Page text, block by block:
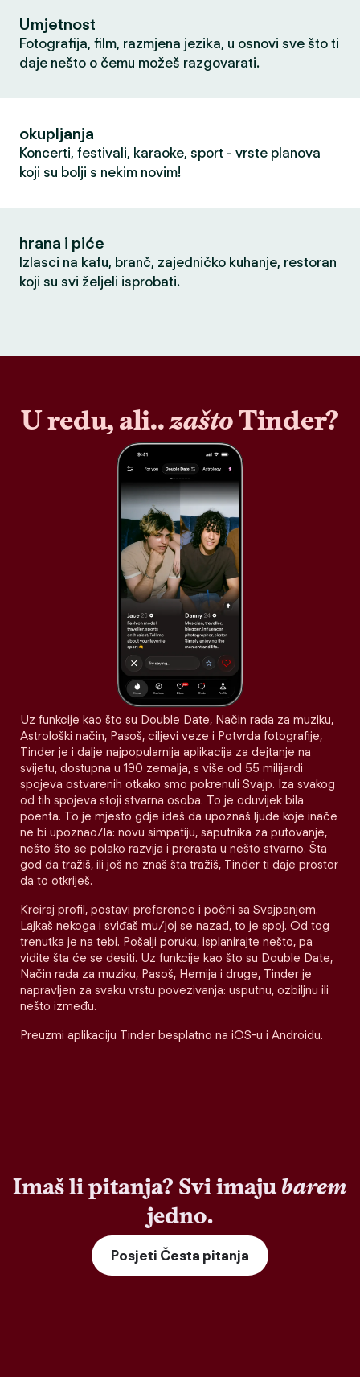
Umjetnost
Fotografija, film, razmjena jezika, u osnovi sve što ti
daje nešto o čemu možeš razgovarati.
okupljanja
Koncerti, festivali, karaoke, sport - vrste planova
koji su bolji s nekim novim!
hrana i piće
Izlasci na kafu, branč, zajedničko kuhanje, restoran
koji su svi željeli isprobati.
U redu, ali..zaštoTinder?
Uz funkcije kao što su Double Date, Način rada za muziku,
Astrološki način, Pasoš, ciljevi veze i Potvrda fotografije,
Tinder je i dalje najpopularnija aplikacija za dejtanje na
svijetu, dostupna u 190 zemalja, s više od 55 milijardi
spojeva ostvarenih otkako smo pokrenuli Svajp. Iza svakog
od tih spojeva stoji stvarna osoba. To je oduvijek bila
poenta. To je mjesto gdje ideš da upoznaš ljude koje inače
ne bi upoznao/la: novu simpatiju, saputnika za putovanje,
nešto što se polako razvija i prerasta u nešto stvarno. Šta
god da tražiš, ili još ne znaš šta tražiš, Tinder ti daje prostor
da to otkriješ.
Kreiraj profil, postavi preference i počni sa Svajpanjem.
Lajkaš nekoga i sviđaš mu/joj se nazad, to je spoj. Od tog
trenutka je na tebi. Pošalji poruku, isplanirajte nešto, pa
vidite šta će se desiti. Uz funkcije kao što su Double Date,
Način rada za muziku, Pasoš, Hemija i druge, Tinder je
napravljen za svaku vrstu povezivanja: usputnu, ozbiljnu ili
nešto između.
Preuzmi aplikaciju Tinder besplatno na iOS-u i Androidu.
Imaš li pitanja? Svi imaju barem
jedno.
Posjeti Česta pitanja